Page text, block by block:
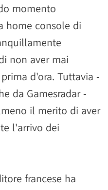
momento
home console di
non aver mai
d'ora. Tuttavia -
da Gamesradar -
il merito di aver
l'arrivo dei
francese ha